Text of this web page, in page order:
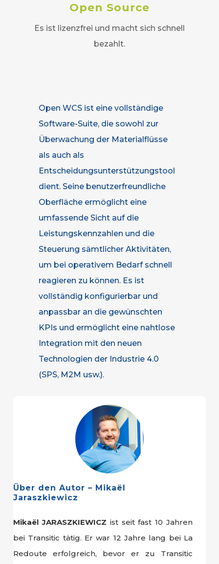
Open Source
Es ist lizenzfrei und macht sich schnell
bezahlt.
Open WCS ist eine vollständige
Software-Suite, die sowohl zur
Überwachung der Materialflüsse
als auch als
Entscheidungsunterstützungstool
dient. Seine benutzerfreundliche
Oberfläche ermöglicht eine
umfassende Sicht auf die
Leistungskennzahlen und die
Steuerung sämtlicher Aktivitäten,
um bei operativem Bedarf schnell
reagieren zu können. Es ist
vollständig konfigurierbar und
anpassbar an die gewünschten
KPIs und ermöglicht eine nahtlose
Integration mit den neuen
Technologien der Industrie 4.0
(SPS, M2M usw.).
Über den Autor – Mikaël
Jaraszkiewicz
Mikaël JARASZKIEWICZ ist seit fast 10 Jahren
bei Transitic tätig. Er war 12 Jahre lang bei La
Redoute erfolgreich, bevor er zu Transitic